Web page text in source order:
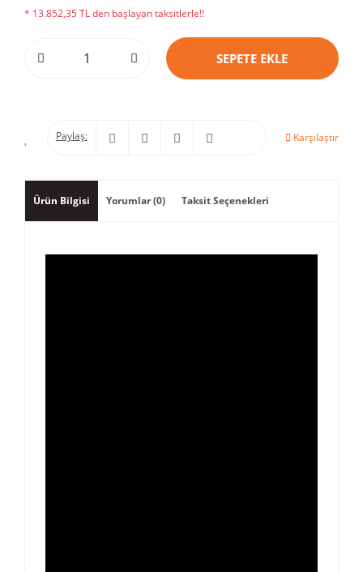
* 13.852,35 TL den başlayan taksitlerle!!
SEPETE EKLE
Paylaş: Karşılaştır
Ürün Bilgisi Yorumlar (0) Taksit Seçenekleri